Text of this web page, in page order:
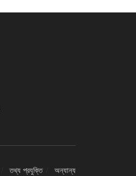
তথ্য প্রযুক্তি অন্যান্য